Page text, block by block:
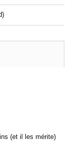
(et il les mérite)